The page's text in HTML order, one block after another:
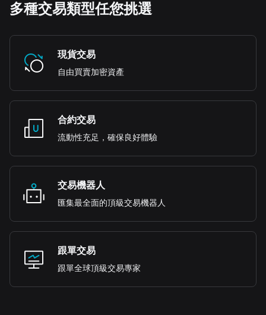
多種交易類型任您挑選
現貨交易
自由買賣加密資產
合約交易
流動性充足，確保良好體驗
交易機器人
匯集最全面的頂級交易機器人
跟單交易
跟單全球頂級交易專家